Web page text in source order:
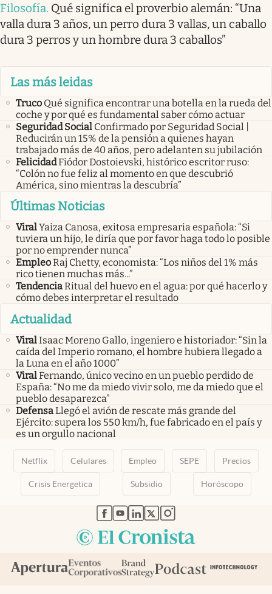
Filosofía. Qué significa el proverbio alemán: “Una
valla dura 3 años, un perro dura 3 vallas, un caballo
dura 3 perros y un hombre dura 3 caballos”
Las más leidas
Truco Qué significa encontrar una botella en la rueda del
coche y por qué es fundamental saber cómo actuar
Seguridad Social Confirmado por Seguridad Social |
Reducirán un 15% de la pensión a quienes hayan
trabajado más de 40 años, pero adelanten su jubilación
FelicidadFiódor Dostoievski, histórico escritor ruso:
“Colón no fue feliz al momento en que descubrió
América, sino mientras la descubría”
Últimas Noticias
ViralYaiza Canosa, exitosa empresaria española: “Si
tuviera un hijo, le diría que por favor haga todo lo posible
por no emprender nunca”
EmpleoRaj Chetty, economista: “Los niños del 1% más
rico tienen muchas más...”
TendenciaRitual del huevo en el agua: por qué hacerlo y
cómo debes interpretar el resultado
Actualidad
ViralIsaac Moreno Gallo, ingeniero e historiador: “Sin la
caída del Imperio romano, el hombre hubiera llegado a
la Luna en el año 1000”
ViralFernando, único vecino en un pueblo perdido de
España: “No me da miedo vivir solo, me da miedo que el
pueblo desaparezca”
DefensaLlegó el avión de rescate más grande del
Ejército: supera los 550 km/h, fue fabricado en el país y
es un orgullo nacional
Netflix Celulares Empleo SEPE Precios
Crisis Energetica Subsidio Horóscopo
abre en nueva pestaña
abre en nueva pestaña
abre en nueva pestaña
abre en nueva pestaña
abre en nueva pestaña